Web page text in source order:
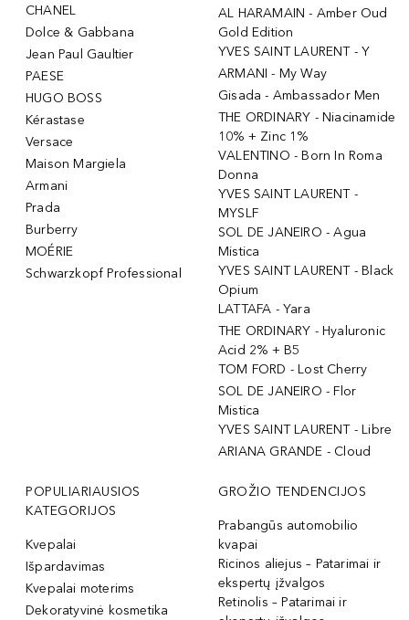
CHANEL
Dolce & Gabbana
Jean Paul Gaultier
PAESE
HUGO BOSS
Kérastase
Versace
Maison Margiela
Armani
Prada
Burberry
MOÉRIE
Schwarzkopf Professional
AL HARAMAIN - Amber Oud
Gold Edition
YVES SAINT LAURENT - Y
ARMANI - My Way
Gisada - Ambassador Men
THE ORDINARY - Niacinamide
10% + Zinc 1%
VALENTINO - Born In Roma
Donna
YVES SAINT LAURENT -
MYSLF
SOL DE JANEIRO - Agua
Mistica
YVES SAINT LAURENT - Black
Opium
LATTAFA - Yara
THE ORDINARY - Hyaluronic
Acid 2% + B5
TOM FORD - Lost Cherry
SOL DE JANEIRO - Flor
Mistica
YVES SAINT LAURENT - Libre
ARIANA GRANDE - Cloud
POPULIARIAUSIOS
KATEGORIJOS
Kvepalai
Išpardavimas
Kvepalai moterims
Dekoratyvinė kosmetika
GROŽIO TENDENCIJOS
Prabangūs automobilio
kvapai
Ricinos aliejus – Patarimai ir
ekspertų įžvalgos
Retinolis – Patarimai ir